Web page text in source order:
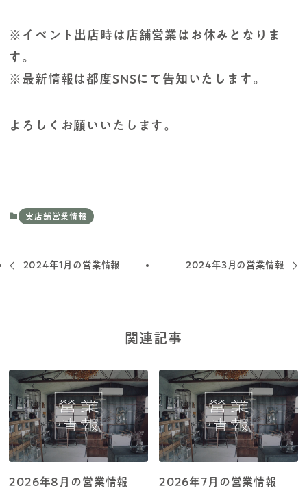
※イベント出店時は店舗営業はお休みとなりま
す。
※最新情報は都度SNSにて告知いたします。
よろしくお願いいたします。
実店舗営業情報
2024年1月の営業情報 2024年3月の営業情報
関連記事
2026年8月の営業情報 2026年7月の営業情報